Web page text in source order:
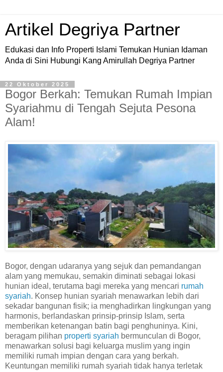
Artikel Degriya Partner
Edukasi dan Info Properti Islami Temukan Hunian Idaman
Anda di Sini Hubungi Kang Amirullah Degriya Partner
22 Oktober 2025
Bogor Berkah: Temukan Rumah Impian
Syariahmu di Tengah Sejuta Pesona
Alam!
Bogor, dengan udaranya yang sejuk dan pemandangan
alam yang memukau, semakin diminati sebagai lokasi
hunian ideal, terutama bagi mereka yang mencari rumah
syariah. Konsep hunian syariah menawarkan lebih dari
sekadar bangunan fisik; ia menghadirkan lingkungan yang
harmonis, berlandaskan prinsip-prinsip Islam, serta
memberikan ketenangan batin bagi penghuninya. Kini,
beragam pilihan properti syariah bermunculan di Bogor,
menawarkan solusi bagi keluarga muslim yang ingin
memiliki rumah impian dengan cara yang berkah.
Keuntungan memiliki rumah syariah tidak hanya terletak